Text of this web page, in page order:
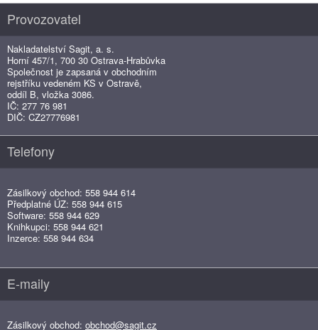
Provozovatel
Nakladatelství Sagit, a. s.
Horní 457/1, 700 30 Ostrava-Hrabůvka
Společnost je zapsaná v obchodním
rejstříku vedeném KS v Ostravě,
oddíl B, vložka 3086.
IČ: 277 76 981
DIČ: CZ27776981
Telefony
Zásilkový obchod: 558 944 614
Předplatné ÚZ: 558 944 615
Software: 558 944 629
Knihkupci: 558 944 621
Inzerce: 558 944 634
E-maily
Zásilkový obchod: obchod@sagit.cz